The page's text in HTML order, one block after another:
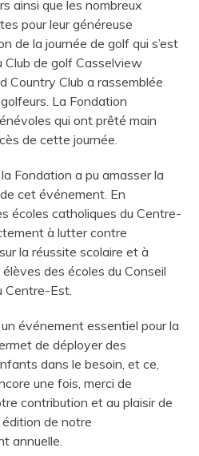
ainsi que les nombreux
pour leur généreuse
de la journée de golf qui s’est
de golf Casselview
Country Club a rassemblée
La Fondation
qui ont prêté main
de cette journée.
Fondation a pu amasser la
cet événement. En
écoles catholiques du Centre-
à lutter contre
la réussite scolaire et à
des écoles du Conseil
Centre-Est.
événement essentiel pour la
de déployer des
dans le besoin, et ce,
une fois, merci de
contribution et au plaisir de
de notre
annuelle.